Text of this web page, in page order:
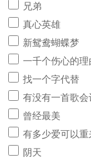
兄弟
真心英雄
新鸳鸯蝴蝶梦
一千个伤心的理
找一个字代替
有没有一首歌
曾经最美
有多少爱可以重
阴天